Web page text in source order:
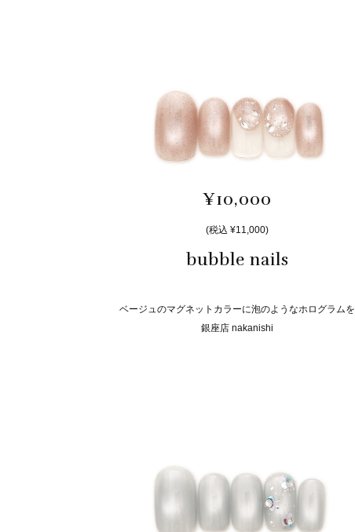
¥10,000
(税込 ¥11,000)
bubble nails
ベージュのマグネットカラーに泡のようなホログラムを
銀座店 nakanishi